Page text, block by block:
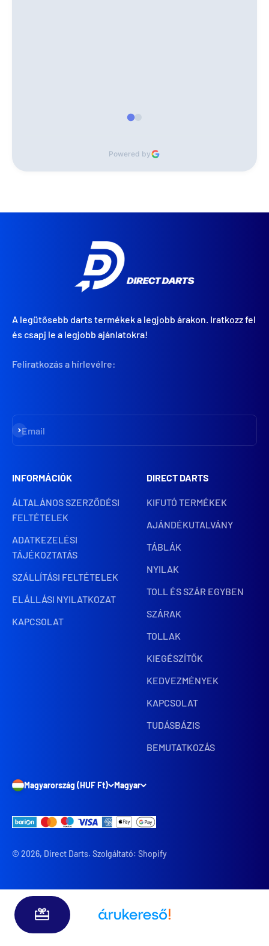
Powered by
A legütősebb darts termékek a legjobb árakon. Iratkozz fel
és csapj le a legjobb ajánlatokra!
Feliratkozás a hírlevélre:
Email
Iratkozz fel
INFORMÁCIÓK
ÁLTALÁNOS SZERZŐDÉSI
FELTÉTELEK
ADATKEZELÉSI
TÁJÉKOZTATÁS
SZÁLLÍTÁSI FELTÉTELEK
ELÁLLÁSI NYILATKOZAT
KAPCSOLAT
DIRECT DARTS
KIFUTÓ TERMÉKEK
AJÁNDÉKUTALVÁNY
TÁBLÁK
NYILAK
TOLL ÉS SZÁR EGYBEN
SZÁRAK
TOLLAK
KIEGÉSZÍTŐK
KEDVEZMÉNYEK
KAPCSOLAT
TUDÁSBÁZIS
BEMUTATKOZÁS
Magyarország (HUF Ft) Magyar
© 2026, Direct Darts. Szolgáltató: Shopify